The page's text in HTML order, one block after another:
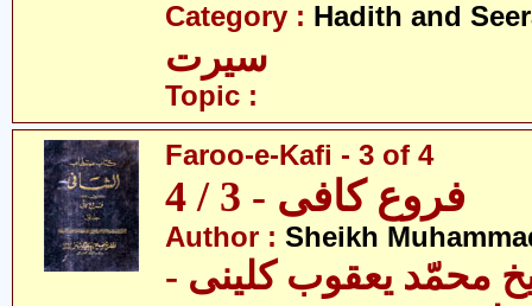
Category : Hadith and
سیرت
Topic :
Faroo-e-Kafi - 3 of 4
فروع کافی - 3 / 4
Author : Sheikh
محمّد یعقوب کلینی